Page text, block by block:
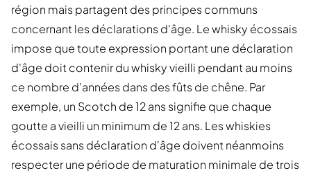
région mais partagent des principes communs
concernant les déclarations d'âge. Le whisky écossais
impose que toute expression portant une déclaration
d'âge doit contenir du whisky vieilli pendant au moins
ce nombre d'années dans des fûts de chêne. Par
exemple, un Scotch de 12 ans signifie que chaque
goutte a vieilli un minimum de 12 ans. Les whiskies
écossais sans déclaration d'âge doivent néanmoins
respecter une période de maturation minimale de trois